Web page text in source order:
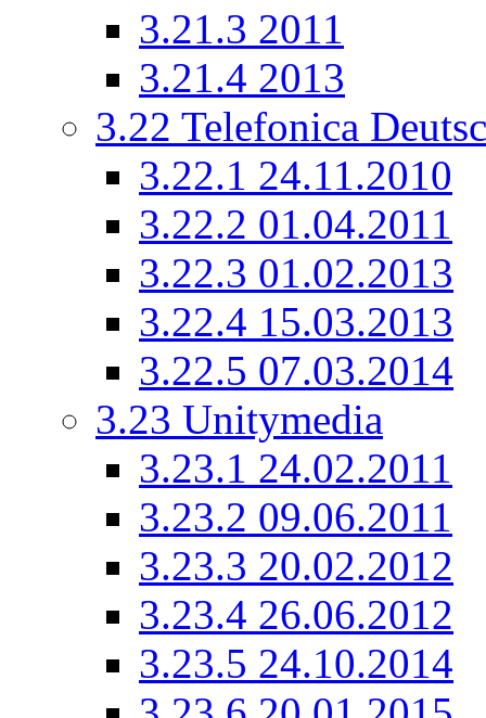
3.21.3 2011
3.21.4 2013
3.22 Telefonica
3.22.1 24.11.2010
3.22.2 01.04.2011
3.22.3 01.02.2013
3.22.4 15.03.2013
3.22.5 07.03.2014
3.23 Unitymedia
3.23.1 24.02.2011
3.23.2 09.06.2011
3.23.3 20.02.2012
3.23.4 26.06.2012
3.23.5 24.10.2014